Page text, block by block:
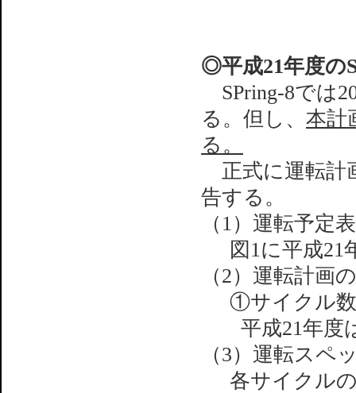
◎平成21年度の
SPring-8では
る。但し、 本計
る。
正式に運転計
告する。
（1）運転予定表
図1に平成21
（2）運転計画
①サイクル数
平成21年度
（3）運転スペ
各サイクル